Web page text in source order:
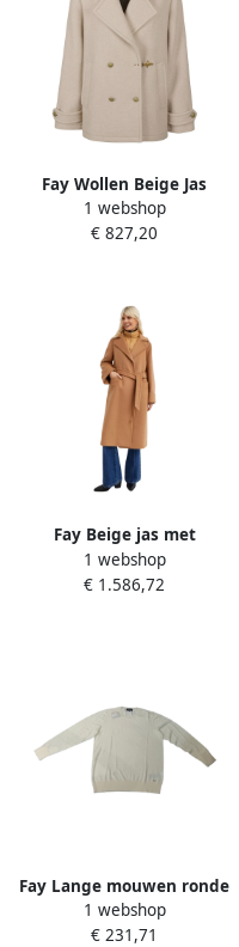
Fay Wollen Beige Jas
Gemaakt in Italië Beige
Dames
1 webshop
€ 827,20
Fay Beige jas met
gewatteerd vest Beige
Dames
1 webshop
€ 1.586,72
Fay Lange mouwen ronde
hals top Beige Dames
1 webshop
€ 231,71